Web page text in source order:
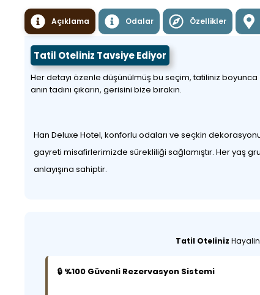
Açıklama Odalar Özellikler
Tatil Oteliniz Tavsiye Ediyor
Her detayı özenle düşünülmüş bu seçim, tatiliniz
anın tadını çıkarın, gerisini bize bırakın.
Han Deluxe Hotel, konforlu odaları ve seçkin
gayreti misafirlerimizde sürekliliği sağlamıştır. Her yaş
anlayışına sahiptir.
Tatil Oteliniz
🔒 %100 Güvenli Rezervasyon Sistemi